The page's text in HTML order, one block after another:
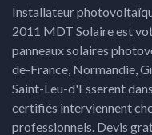
Installateur
2011 MDT Solaire est
panneaux solaires
de-France, Normandie,
Saint-Leu-d'Esserent
certifiés interviennent
professionnels. Devis